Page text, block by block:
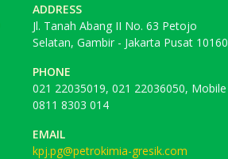
ADDRESS
Jl. Tanah Abang II No. 63 Petojo
Selatan, Gambir - Jakarta Pusat 10160
PHONE
021 22035019, 021 22036050, Mobile
0811 8303 014
EMAIL
kpj.pg@petrokimia-gresik.com